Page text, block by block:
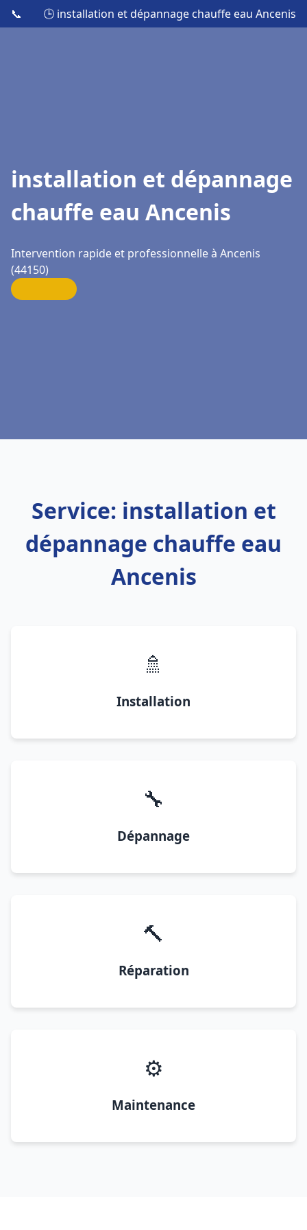
📞 🕒 installation et dépannage chauffe eau Ancenis
installation et dépannage
chauffe eau Ancenis
Intervention rapide et professionnelle à Ancenis
(44150)
Service: installation et
dépannage chauffe eau
Ancenis
🚿
Installation
🔧
Dépannage
🔨
Réparation
⚙️
Maintenance